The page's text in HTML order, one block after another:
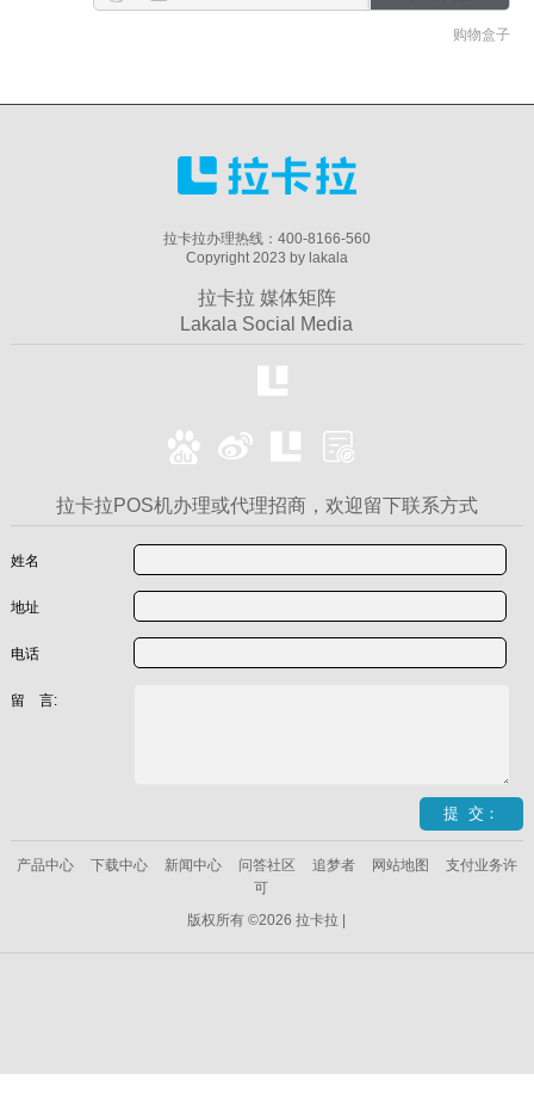
购物盒子
拉卡拉办理热线：400-8166-560
Copyright 2023 by lakala
拉卡拉 媒体矩阵
Lakala Social Media
拉卡拉POS机办理或代理招商，欢迎留下联系方式
姓名
地址
电话
留 言:
产品中心 下载中心 新闻中心 问答社区 追梦者 网站地图
支付业务许
可
版权所有 ©2026 拉卡拉 |